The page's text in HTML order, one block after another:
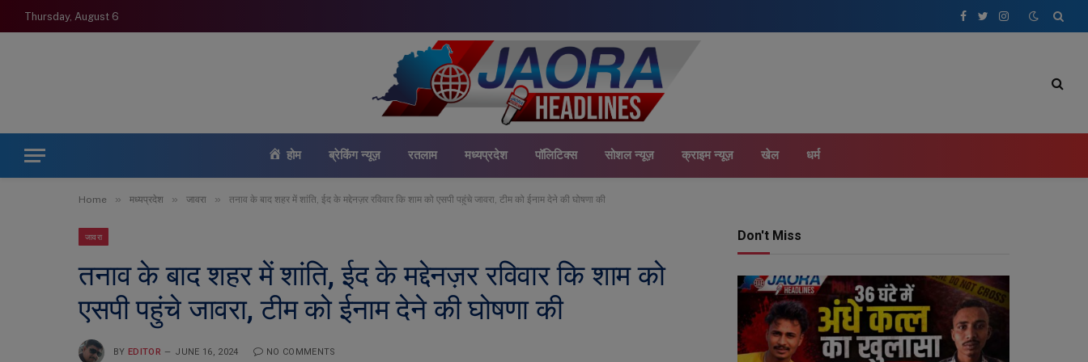
Thursday, August 6
Facebook
TwitterInstagram
होम ब्रेकिंग न्यूज़ रतलाम मध्यप्रदेश पॉलिटिक्स सोशल न्यूज़ क्राइम न्यूज़ खेल धर्म
Home » मध्यप्रदेश » जावरा » तनाव के बाद शहर में शांति, ईद के मद्देनज़र रविवार कि शाम को एसपी पहुंचे जावरा, टीम को ईनाम देने की घोषणा की
जावरा
तनाव के बाद शहर में शांति, ईद के मद्देनज़र रविवार कि शाम को
एसपी पहुंचे जावरा, टीम को ईनाम देने की घोषणा की
BY EDITOR JUNE 16, 2024 NO COMMENTS
Don't Miss